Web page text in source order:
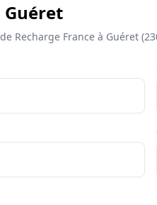
Recharge France à Guéret